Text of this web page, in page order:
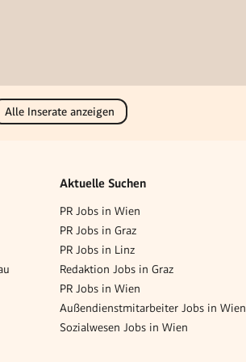
Alle Inserate anzeigen
Aktuelle Suchen
PR Jobs in Wien
PR Jobs in Graz
PR Jobs in Linz
Redaktion Jobs in Graz
PR Jobs in Wien
Außendienstmitarbeiter Jobs in Wien
Sozialwesen Jobs in Wien